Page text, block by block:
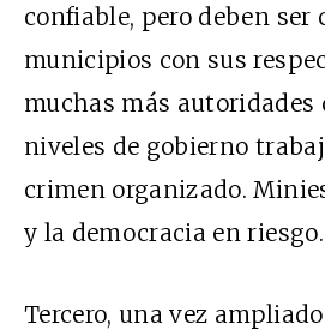
confiable, pero deben ser
municipios con sus
muchas más autoridades
niveles de gobierno
crimen organizado.
y la democracia en riesgo.
Tercero, una vez